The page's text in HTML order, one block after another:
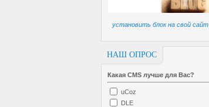
установить блок на свой сайт
НАШ ОПРОС
Какая CMS лучше для Вас?
uCoz
DLE